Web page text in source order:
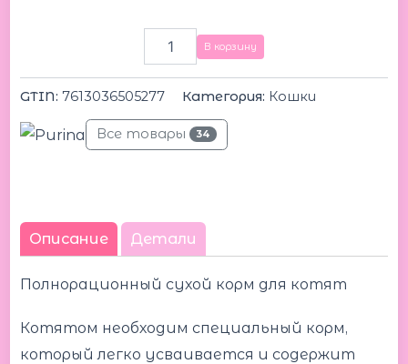
В корзину
GTIN: 7613036505277 Категория: Кошки
Все товары 34
Описание Детали
Полнорационный сухой корм для котят
Котятом необходим специальный корм,
который легко усваивается и содержит